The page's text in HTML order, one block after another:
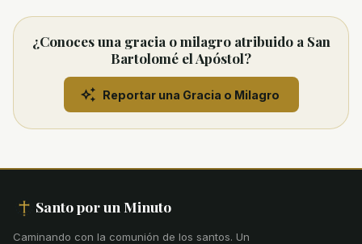
¿Conoces una gracia o milagro atribuido a San
Bartolomé el Apóstol?
Reportar una Gracia o Milagro
Santo por un Minuto
Caminando con la comunión de los santos. Un